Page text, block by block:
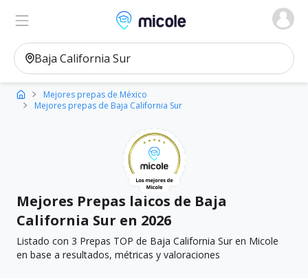
Micole, buscador de colegios
Ver en el mapa
Mejores prepas de México
Mejores prepas de Baja California Sur
Mejores Prepas laicos de Baja
California Sur en 2026
Listado con 3 Prepas TOP de Baja California Sur en Micole
en base a resultados, métricas y valoraciones